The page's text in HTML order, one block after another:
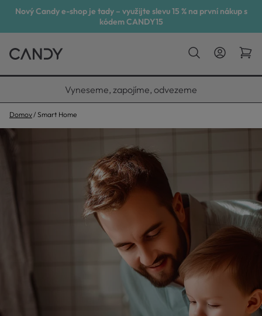
Nový Candy e-shop je tady – využijte slevu 15 % na první nákup s
kódem CANDY15
Vyneseme, zapojíme, odvezeme
Domov Smart Home